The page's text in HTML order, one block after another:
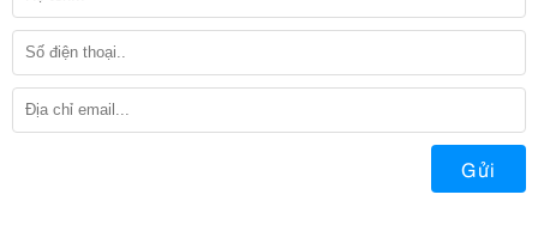
Gửi